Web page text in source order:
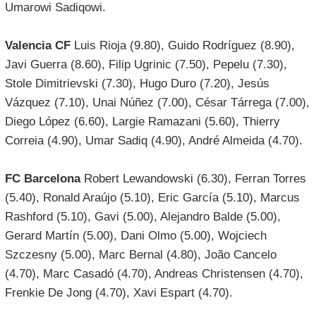
Umarowi Sadiqowi.
Valencia CFLuis Rioja (9.80), Guido Rodríguez (8.90),
Javi Guerra (8.60), Filip Ugrinic (7.50), Pepelu (7.30),
Stole Dimitrievski (7.30), Hugo Duro (7.20), Jesús
Vázquez (7.10), Unai Núñez (7.00), César Tárrega (7.00),
Diego López (6.60), Largie Ramazani (5.60), Thierry
Correia (4.90), Umar Sadiq (4.90), André Almeida (4.70).
FC BarcelonaRobert Lewandowski (6.30), Ferran Torres
(5.40), Ronald Araújo (5.10), Eric García (5.10), Marcus
Rashford (5.10), Gavi (5.00), Alejandro Balde (5.00),
Gerard Martín (5.00), Dani Olmo (5.00), Wojciech
Szczesny (5.00), Marc Bernal (4.80), João Cancelo
(4.70), Marc Casadó (4.70), Andreas Christensen (4.70),
Frenkie De Jong (4.70), Xavi Espart (4.70).